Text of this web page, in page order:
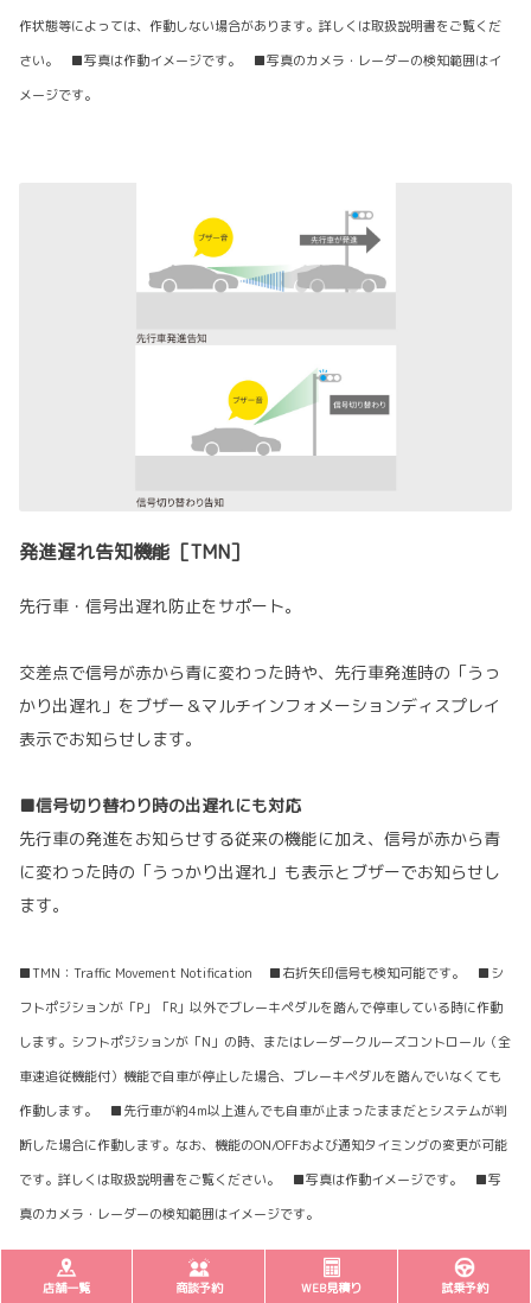
作状態等によっては、作動しない場合があります。詳しくは取扱説明書をご覧くだ
さい。 ■写真は作動イメージです。 ■写真のカメラ・レーダーの検知範囲はイ
メージです。
発進遅れ告知機能［TMN］
先行車・信号出遅れ防止をサポート。
交差点で信号が赤から青に変わった時や、先行車発進時の「うっ
かり出遅れ」をブザー＆マルチインフォメーションディスプレイ
表示でお知らせします。
■信号切り替わり時の出遅れにも対応
先行車の発進をお知らせする従来の機能に加え、信号が赤から青
に変わった時の「うっかり出遅れ」も表示とブザーでお知らせし
ます。
■TMN：Traffic Movement Notification ■右折矢印信号も検知可能です。 ■シ
フトポジションが「P」「R」以外でブレーキペダルを踏んで停車している時に作動
します。シフトポジションが「N」の時、またはレーダークルーズコントロール（全
車速追従機能付）機能で自車が停止した場合、ブレーキペダルを踏んでいなくても
作動します。 ■先行車が約4m以上進んでも自車が止まったままだとシステムが判
断した場合に作動します。なお、機能のON/OFFおよび通知タイミングの変更が可能
です。詳しくは取扱説明書をご覧ください。 ■写真は作動イメージです。 ■写
真のカメラ・レーダーの検知範囲はイメージです。
店舗一覧 商談予約 WEB見積り 試乗予約